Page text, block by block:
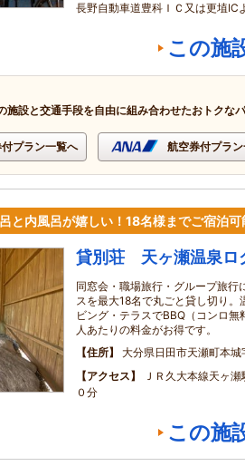
長野自動車道豊科ＩＣ又は更埴IC
この施
施設と交通手段を自由に組み合わせたおトクな
プラン一覧へ 航空券付プラ
と内風呂が嬉しい！18名様までご宿泊可
貸別荘 天ヶ瀬温泉ロ
同窓会・職場旅行・グループ旅行
スを最大18名で丸ごと貸し切り
ビング・テラスでBBQ（コンロ
人あたりの料金がお得です。
住所
大分県日田市天瀬町本城
アクセス
ＪＲ久大本線天ヶ
０分
この施